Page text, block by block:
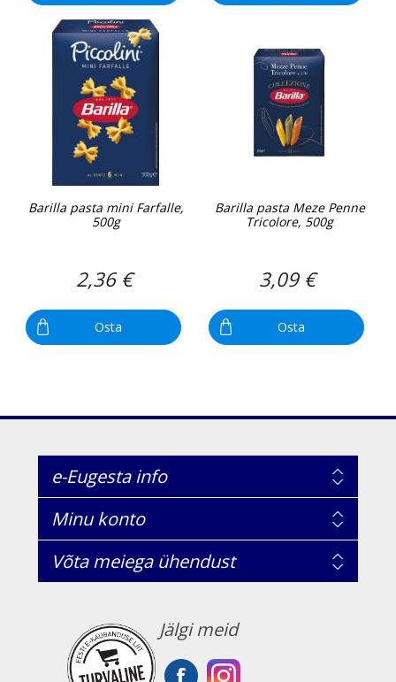
Barilla pasta mini Farfalle,
500g
2,36 €
Osta
Barilla pasta Meze Penne
Tricolore, 500g
3,09 €
Osta
e-Eugesta info
Minu konto
Võta meiega ühendust
Jälgi meid